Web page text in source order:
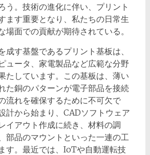
う。技術の進化に伴い、プリント
ます重要となり、私たちの日常生
場面での貢献が期待されている。
成す基盤であるプリント基板は、
ュータ、家電製品など広範な分野
たしています。この基板は、薄い
た銅のパターンが電子部品を接続
流れを確保するために不可欠で
計から始まり、CADソフトウェア
イアウト作成に続き、材料の調
部品のマウントといった一連の工
す。最近では、IoTや自動運転技